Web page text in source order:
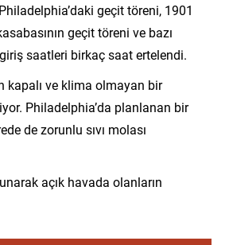
geçit töreni, 1901
geçit töreni ve bazı
saatleri birkaç saat ertelendi.
kapalı ve klima olmayan bir
Philadelphia’da planlanan bir
de zorunlu sıvı molası
açık havada olanların